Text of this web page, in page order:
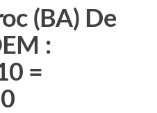
(BA) De
:
=